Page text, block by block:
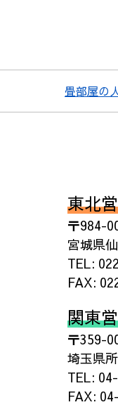
畳部屋の
東北
〒984-
宮城県
TEL:
FAX:
関東
〒359-
埼玉県
TEL:
FAX: